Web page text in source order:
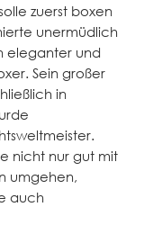
zuerst boxen
unermüdlich
eleganter und
Sein großer
in
nicht nur gut mit
umgehen,
auch